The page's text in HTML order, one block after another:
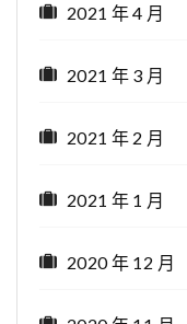
2021 年 4 月
2021 年 3 月
2021 年 2 月
2021 年 1 月
2020 年 12 月